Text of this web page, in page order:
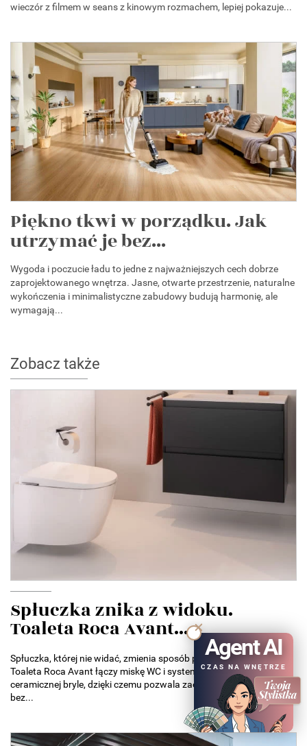
wieczór z filmem w seans z kinowym rozmachem, lepiej pokazuje...
Piękno tkwi w porządku. Jak
utrzymać je bez...
Wygoda i poczucie ładu to jedne z najważniejszych cech dobrze
zaprojektowanego wnętrza. Jasne, otwarte przestrzenie, naturalne
wykończenia i minimalistyczne zabudowy budują harmonię, ale
wymagają...
Zobacz także
Spłuczka znika z widoku.
Toaleta Roca Avant...
Spłuczka, której nie widać, zmienia sposób projektowania łazienek.
Toaleta Roca Avant łączy miskę WC i system spłukiwania w jednej
ceramicznej bryle, dzięki czemu pozwala zaoszczędzić miejsce
bez...
Agent AI
CZAS NA WNĘTRZE